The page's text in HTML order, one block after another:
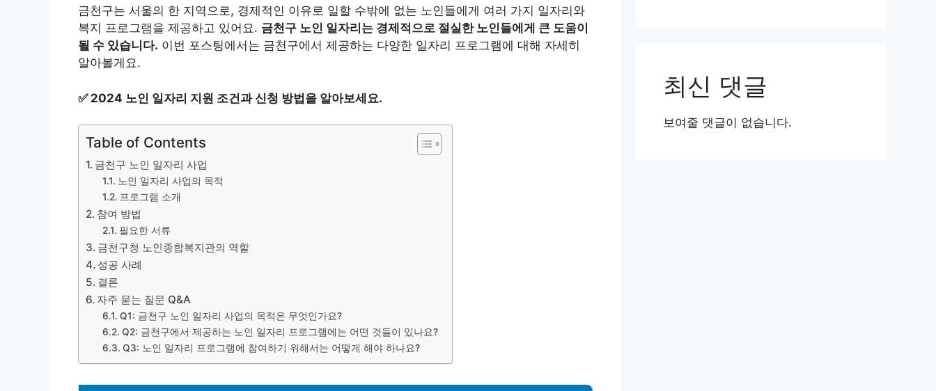
금천구는 서울의 한 지역으로, 경제적인 이유로 일할 수밖에 없는 노인들에게 여러 가지 일자리와
복지 프로그램을 제공하고 있어요. 금천구 노인 일자리는 경제적으로 절실한 노인들에게 큰 도움이
될 수 있습니다. 이번 포스팅에서는 금천구에서 제공하는 다양한 일자리 프로그램에 대해 자세히
알아볼게요.
✅ 2024 노인 일자리 지원 조건과 신청 방법을 알아보세요.
Table of Contents
금천구 노인 일자리 사업
노인 일자리 사업의 목적
프로그램 소개
참여 방법
필요한 서류
금천구청 노인종합복지관의 역할
성공 사례
결론
자주 묻는 질문 Q&A
Q1: 금천구 노인 일자리 사업의 목적은 무엇인가요?
Q2: 금천구에서 제공하는 노인 일자리 프로그램에는 어떤 것들이 있나요?
Q3: 노인 일자리 프로그램에 참여하기 위해서는 어떻게 해야 하나요?
최신 댓글
보여줄 댓글이 없습니다.